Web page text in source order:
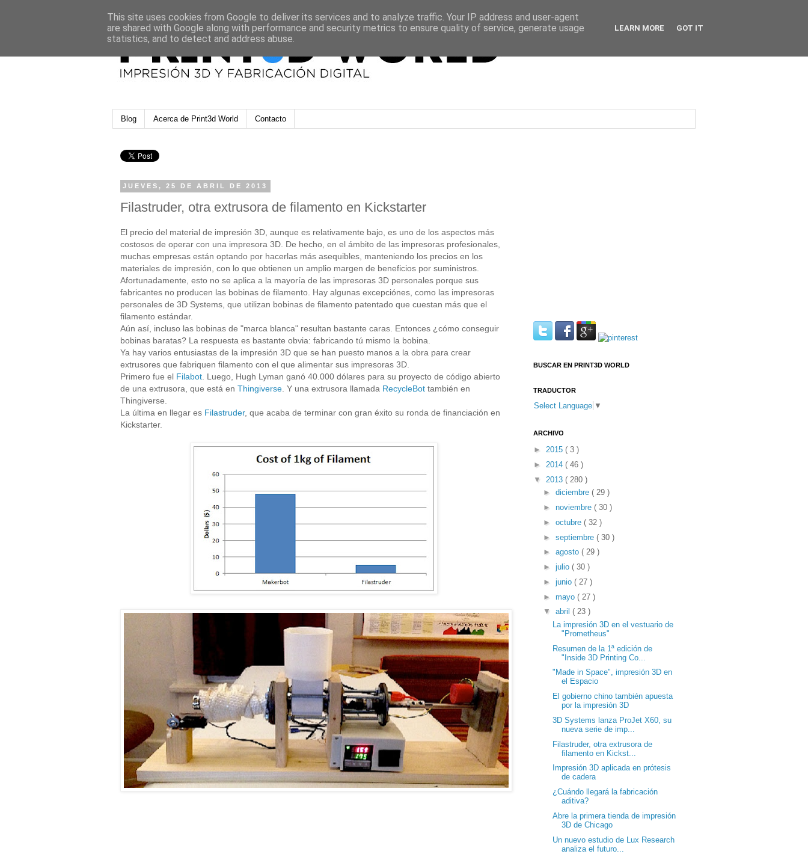
Blog Acerca de Print3d World Contacto
JUEVES, 25 DE ABRIL DE 2013
Filastruder, otra extrusora de filamento en Kickstarter
El precio del material de impresión 3D, aunque es relativamente bajo, es uno de los aspectos más
costosos de operar con una impresora 3D. De hecho, en el ámbito de las impresoras profesionales,
muchas empresas están optando por hacerlas más asequibles, manteniendo los precios en los
materiales de impresión, con lo que obtienen un amplio margen de beneficios por suministros.
Afortunadamente, esto no se aplica a la mayoría de las impresoras 3D personales porque sus
fabricantes no producen las bobinas de filamento. Hay algunas excepciónes, como las impresoras
personales de 3D Systems, que utilizan bobinas de filamento patentado que cuestan más que el
filamento estándar.
Aún así, incluso las bobinas de "marca blanca" resultan bastante caras. Entonces ¿cómo conseguir
bobinas baratas? La respuesta es bastante obvia: fabricando tú mismo la bobina.
Ya hay varios entusiastas de la impresión 3D que se han puesto manos a la obra para crear
extrusores que fabriquen filamento con el que alimentar sus impresoras 3D.
Primero fue el Filabot . Luego, Hugh Lyman ganó 40.000 dólares para su proyecto de código abierto
de una extrusora, que está en Thingiverse . Y una extrusora llamada RecycleBot también en
Thingiverse.
La última en llegar es Filastruder, que acaba de terminar con gran éxito su ronda de financiación en
Kickstarter.
BUSCAR EN PRINT3D WORLD
TRADUCTOR
Select Language ▼
ARCHIVO
► 2015 ( 3 )
► 2014 ( 46 )
▼ 2013 ( 280 )
► diciembre ( 29 )
► noviembre ( 30 )
► octubre ( 32 )
► septiembre ( 30 )
► agosto ( 29 )
► julio ( 30 )
► junio ( 27 )
► mayo ( 27 )
▼ abril ( 23 )
La impresión 3D en el vestuario de
"Prometheus"
Resumen de la 1ª edición de
"Inside 3D Printing Co...
"Made in Space", impresión 3D en
el Espacio
El gobierno chino también apuesta
por la impresión 3D
3D Systems lanza ProJet X60, su
nueva serie de imp...
Filastruder, otra extrusora de
filamento en Kickst...
Impresión 3D aplicada en prótesis
de cadera
¿Cuándo llegará la fabricación
aditiva?
Abre la primera tienda de impresión
3D de Chicago
Un nuevo estudio de Lux Research
analiza el futuro...
This site uses cookies from Google to deliver its services and to analyze traffic. Your IP address and user-agent
are shared with Google along with performance and security metrics to ensure quality of service, generate usage
statistics, and to detect and address abuse.
LEARN MORE GOT IT